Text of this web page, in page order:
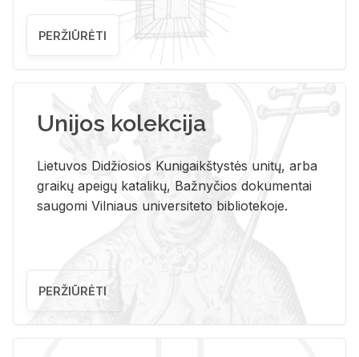
PERŽIŪRĖTI
Unijos kolekcija
Lietuvos Didžiosios Kunigaikštystės unitų, arba
graikų apeigų katalikų, Bažnyčios dokumentai
saugomi Vilniaus universiteto bibliotekoje.
PERŽIŪRĖTI